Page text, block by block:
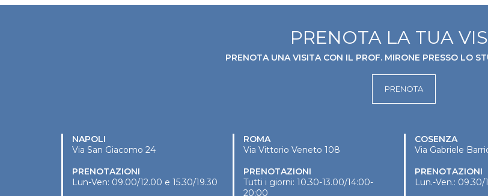
PRENOTA LA TUA
PRENOTA UNA VISITA CON IL PROF. MIRONE PRESSO LO
PRENOTA
NAPOLI
Via San Giacomo 24
PRENOTAZIONI
Lun-Ven: 09.00/12.00 e 15.30/19.30
ROMA
Via Vittorio Veneto 108
PRENOTAZIONI
Tutti i giorni: 10.30-13.00/14:00-
20:00
COSENZA
Via Gabriele
PRENOTAZIONI
Lun.-Ven.: 09.30/